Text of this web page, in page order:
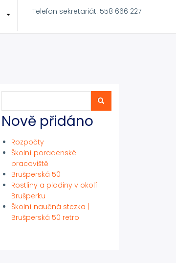
Telefon sekretariát: 558 666 227
+
Nově přidáno
Rozpočty
Školní poradenské
pracoviště
Brušperská 50
Rostliny a plodiny v okolí
Brušperku
Školní naučná stezka |
Brušperská 50 retro